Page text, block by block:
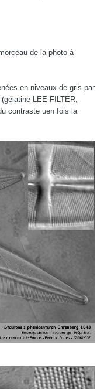
de la photo à
en niveaux de gris par
LEE FILTER,
contraste uen fois la